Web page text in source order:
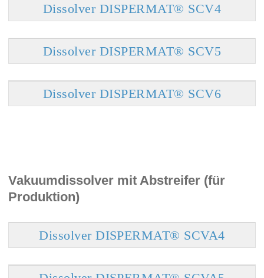
Dissolver DISPERMAT® SCV4
Dissolver DISPERMAT® SCV5
Dissolver DISPERMAT® SCV6
Vakuumdissolver mit Abstreifer (für
Produktion)
Dissolver DISPERMAT® SCVA4